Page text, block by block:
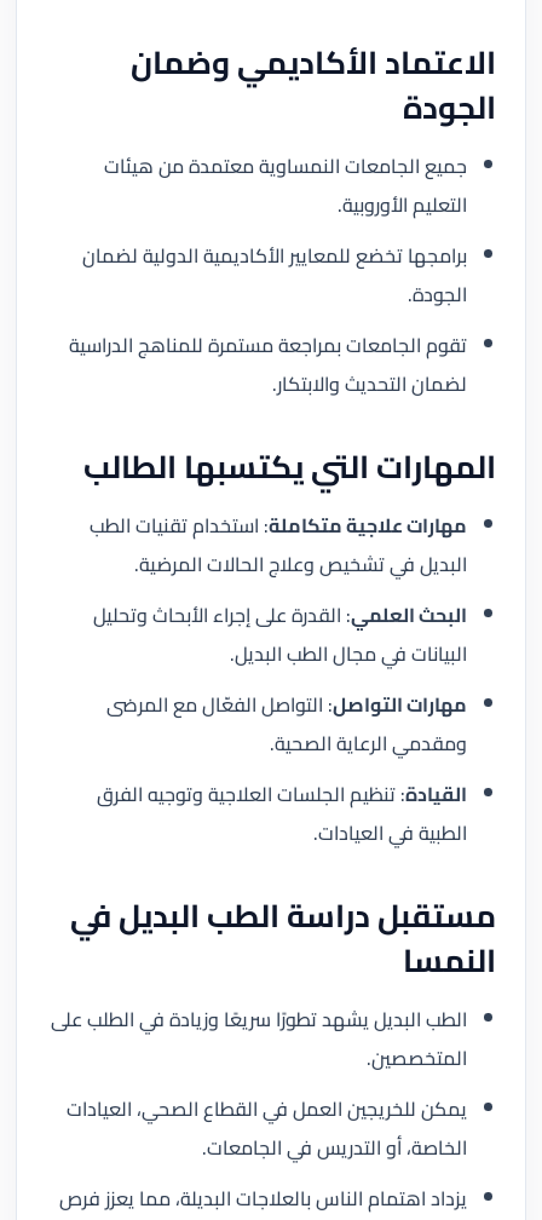
الاعتماد الأكاديمي وضمان
الجودة
جميع الجامعات النمساوية معتمدة من هيئات
التعليم الأوروبية.
برامجها تخضع للمعايير الأكاديمية الدولية لضمان
الجودة.
تقوم الجامعات بمراجعة مستمرة للمناهج الدراسية
لضمان التحديث والابتكار.
المهارات التي يكتسبها الطالب
مهارات علاجية متكاملة: استخدام تقنيات الطب
البديل في تشخيص وعلاج الحالات المرضية.
البحث العلمي: القدرة على إجراء الأبحاث وتحليل
البيانات في مجال الطب البديل.
مهارات التواصل: التواصل الفعّال مع المرضى
ومقدمي الرعاية الصحية.
القيادة: تنظيم الجلسات العلاجية وتوجيه الفرق
الطبية في العيادات.
مستقبل دراسة الطب البديل في
النمسا
الطب البديل يشهد تطورًا سريعًا وزيادة في الطلب على
المتخصصين.
يمكن للخريجين العمل في القطاع الصحي، العيادات
الخاصة، أو التدريس في الجامعات.
يزداد اهتمام الناس بالعلاجات البديلة، مما يعزز فرص